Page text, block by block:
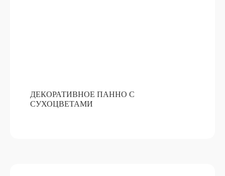
ДЕКОРАТИВНОЕ ПАННО С
СУХОЦВЕТАМИ